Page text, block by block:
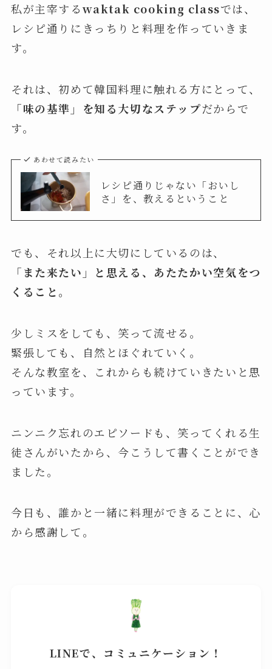
私が主宰するwaktak cooking classでは、
レシピ通りにきっちりと料理を作っていきま
す。
それは、初めて韓国料理に触れる方にとって、
「味の基準」を知る大切なステップだからで
す。
あわせて読みたい
レシピ通りじゃない「おいし
さ」を、教えるということ
でも、それ以上に大切にしているのは、
「また来たい」と思える、あたたかい空気をつ
くること。
少しミスをしても、笑って流せる。
緊張しても、自然とほぐれていく。
そんな教室を、これからも続けていきたいと思
っています。
ニンニク忘れのエピソードも、笑ってくれる生
徒さんがいたから、今こうして書くことができ
ました。
今日も、誰かと一緒に料理ができることに、心
から感謝して。
LINEで、コミュニケーション！